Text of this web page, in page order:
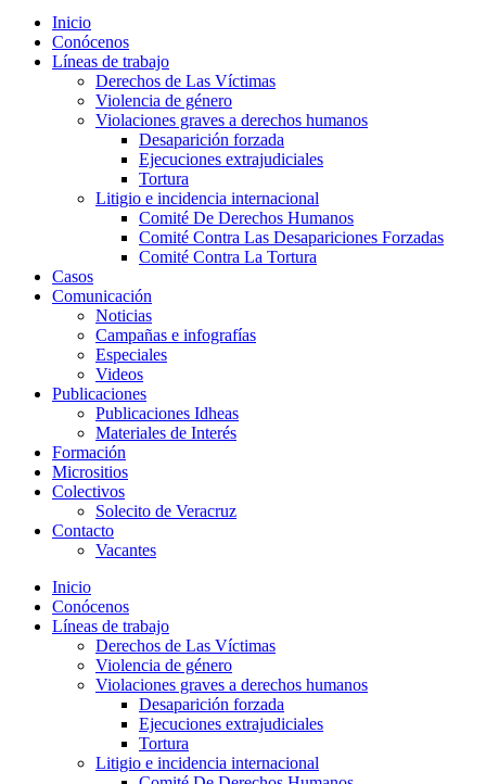
Inicio
Conócenos
Líneas de trabajo
Derechos de Las Víctimas
Violencia de género
Violaciones graves a derechos humanos
Desaparición forzada​
Ejecuciones extrajudiciales
Tortura
Litigio e incidencia internacional
Comité De Derechos Humanos​
Comité Contra Las Desapariciones Forzadas
Comité Contra La Tortura​
Casos
Comunicación
Noticias
Campañas e infografías
Especiales
Videos
Publicaciones
Publicaciones Idheas
Materiales de Interés
Formación
Micrositios
Colectivos
Solecito de Veracruz
Contacto
Vacantes
Inicio
Conócenos
Líneas de trabajo
Derechos de Las Víctimas
Violencia de género
Violaciones graves a derechos humanos
Desaparición forzada​
Ejecuciones extrajudiciales
Tortura
Litigio e incidencia internacional